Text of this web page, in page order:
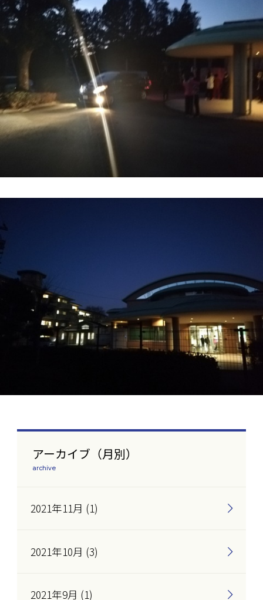
アーカイブ（月別）
archive
2021年11月 (1)
2021年10月 (3)
2021年9月 (1)